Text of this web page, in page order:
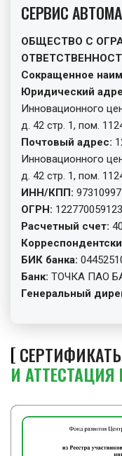
СЕРВИС
ОБЩЕСТВО С
Сокращенное
Юридический
Инновационного
д. 42 стр. 1, пом.
Почтовый адрес:
Инновационного
д. 42 стр. 1, пом.
ИНН/КПП:
ОГРН:
Расчетный счет:
БИК банка:
Банк: ТОЧКА ПАО
Генеральный
И АТТЕСТАЦИЯ